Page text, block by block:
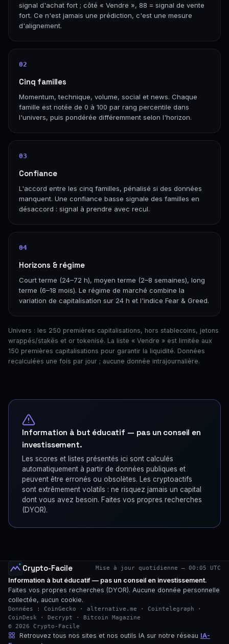
signal d'achat fort ; côté « Vendre », 88 = signal de vente
fort. Ce n'est jamais une prédiction, c'est une mesure
d'alignement.
02
Cinq familles
Momentum, technique, volume, social et news. Chaque
famille est notée de 0 à 100 par rang percentile dans
l'univers, puis pondérée différemment selon l'horizon.
03
Confiance
L'accord entre les cinq familles, pénalisé si des données
manquent. Une confiance basse signale des familles en
désaccord : signal à prendre avec recul.
04
Horizons & régime
Court terme (24–72 h), moyen terme (2–8 semaines), long
terme (6–18 mois). Le régime de marché combine la
variation de capitalisation sur 24 h et l'indice Fear & Greed.
Univers : les 250 premières capitalisations, hors stablecoins, jetons
wrappés/stakés et or tokenisé. La liste « Vendre » est limitée aux
150 premières capitalisations pour garantir la liquidité. Données
recalculées une fois par jour ; aucune donnée intrajournalière.
Information à but éducatif — pas un conseil en
investissement.
Les scores et listes présentés ici sont calculés
automatiquement à partir de données publiques et
peuvent être erronés ou obsolètes. Les cryptoactifs
sont extrêmement volatils : ne risquez jamais un capital
dont vous avez besoin. Faites vos propres recherches
(DYOR).
Crypto-Facile Mise à jour quotidienne — 00:05 UTC
Information à but éducatif — pas un conseil en investissement.
Faites vos propres recherches (DYOR). Aucune donnée personnelle
collectée, aucun cookie.
Données : CoinGecko · alternative.me · Cointelegraph ·
CoinDesk · Decrypt · Bitcoin Magazine
© 2026 Crypto-Facile
Retrouvez tous nos sites et nos outils IA sur notre réseau IA-